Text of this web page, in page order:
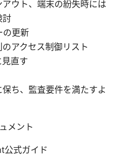
ウト、端末の紛失時には
討
の更新
アクセス制御リスト
見直す
ち、監査要件を満たすよ
メント
公式ガイド